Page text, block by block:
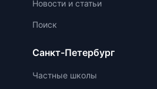
выборе
Новости и статьи
Поиск
Санкт-Петербург
Частные школы